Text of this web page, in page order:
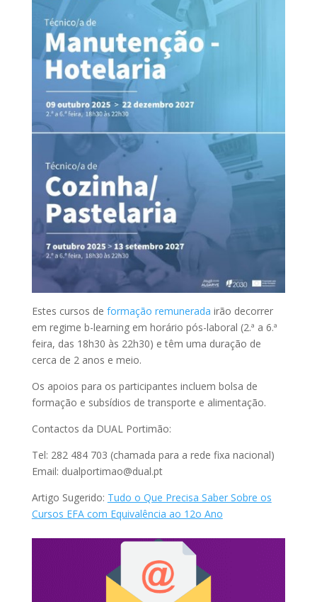
Estes cursos de formação remunerada irão decorrer
em regime b-learning em horário pós-laboral (2.ª a 6.ª
feira, das 18h30 às 22h30) e têm uma duração de
cerca de 2 anos e meio.
Os apoios para os participantes incluem bolsa de
formação e subsídios de transporte e alimentação.
Contactos da DUAL Portimão:
Tel: 282 484 703 (chamada para a rede fixa nacional)
Email: dualportimao@dual.pt
Artigo Sugerido: Tudo o Que Precisa Saber Sobre os
Cursos EFA com Equivalência ao 12o Ano